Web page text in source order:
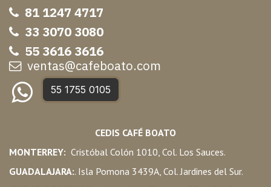
81 1247 4717
33 3070 3080
55 3616 3616
ventas@cafeboato.com
55 1755 0105
CEDIS CAFÉ BOATO
MONTERREY: Cristóbal Colón 1010, Col. Los Sauces.
GUADALAJARA:. Isla Pomona 3439A, Col. Jardines del Sur.